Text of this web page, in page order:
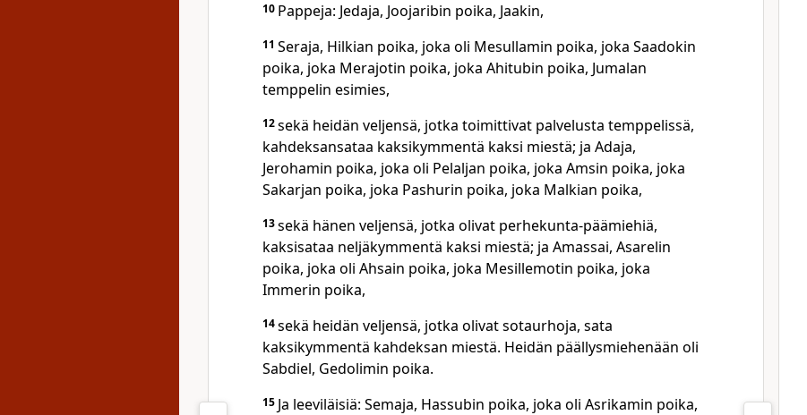
10 Pappeja: Jedaja, Joojaribin poika, Jaakin,
11 Seraja, Hilkian poika, joka oli Mesullamin poika, joka Saadokin
poika, joka Merajotin poika, joka Ahitubin poika, Jumalan
temppelin esimies,
12sekä heidän veljensä, jotka toimittivat palvelusta temppelissä,
kahdeksansataa kaksikymmentä kaksi miestä; ja Adaja,
Jerohamin poika, joka oli Pelaljan poika, joka Amsin poika, joka
Sakarjan poika, joka Pashurin poika, joka Malkian poika,
13sekä hänen veljensä, jotka olivat perhekunta-päämiehiä,
kaksisataa neljäkymmentä kaksi miestä; ja Amassai, Asarelin
poika, joka oli Ahsain poika, joka Mesillemotin poika, joka
Immerin poika,
14sekä heidän veljensä, jotka olivat sotaurhoja, sata
kaksikymmentä kahdeksan miestä. Heidän päällysmiehenään oli
Sabdiel, Gedolimin poika.
15 Ja leeviläisiä: Semaja, Hassubin poika, joka oli Asrikamin poika,